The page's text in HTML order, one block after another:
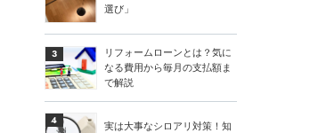
選び」
3
リフォームローンとは？気に
なる費用から毎月の支払額ま
で解説
4
実は大事なシロアリ対策！知